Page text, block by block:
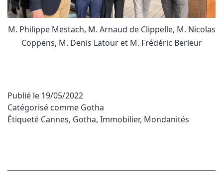
M. Philippe Mestach, M. Arnaud de Clippelle, M. Nicolas
Coppens, M. Denis Latour et M. Frédéric Berleur
Publié le 19/05/2022
Catégorisé comme Gotha
Étiqueté Cannes, Gotha, Immobilier, Mondanités